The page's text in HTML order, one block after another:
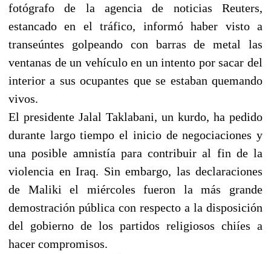
fotógrafo de la agencia de noticias Reuters,
estancado en el tráfico, informó haber visto a
transeúntes golpeando con barras de metal las
ventanas de un vehículo en un intento por sacar del
interior a sus ocupantes que se estaban quemando
vivos.
El presidente Jalal Taklabani, un kurdo, ha pedido
durante largo tiempo el inicio de negociaciones y
una posible amnistía para contribuir al fin de la
violencia en Iraq. Sin embargo, las declaraciones
de Maliki el miércoles fueron la más grande
demostración pública con respecto a la disposición
del gobierno de los partidos religiosos chiíes a
hacer compromisos.